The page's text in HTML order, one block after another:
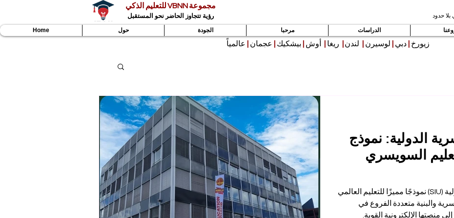
مجموعة VBNN للتعليم الذكي
رؤية تتجاوز الحاضر نحو المستقبل حدود
Home حول الجودة مرحبا الدراسات
زيورخ دبي لوسيرن لندن ريغا أوش بيشكيك عجمان عالمياً
الدولية: نموذج
السويسري
تُعدّ الجامعة السويسرية الدولية (SIU) نموذجًا مميزًا للتعليم العالمي
والبنية متعددة الفروع في
منصتها الإلكترونية القوية.